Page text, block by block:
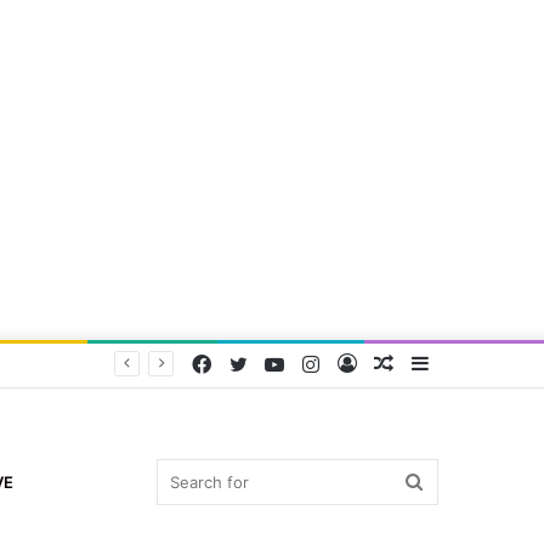
Random
Log
Instagram
YouTube
Twitter
Facebook